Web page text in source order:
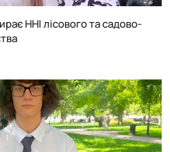
ННІ лісового та садово-